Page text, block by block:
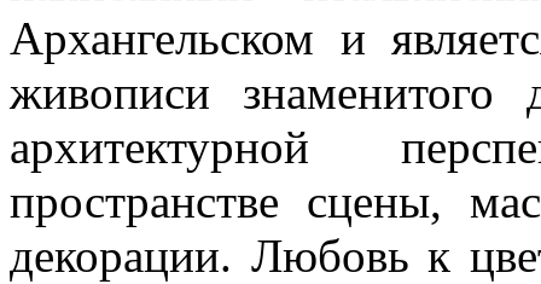
Архангельском и
живописи знаменитого
архитектурной
пространстве сцены,
декорации. Любовь к